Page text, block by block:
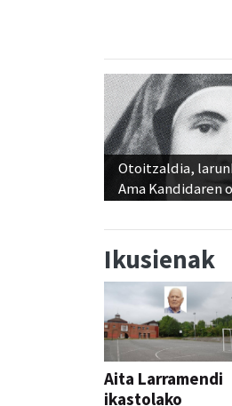
Otoitzaldia,
Ama Kandidaren
Ikusienak
Aita Larramendi
ikastolako